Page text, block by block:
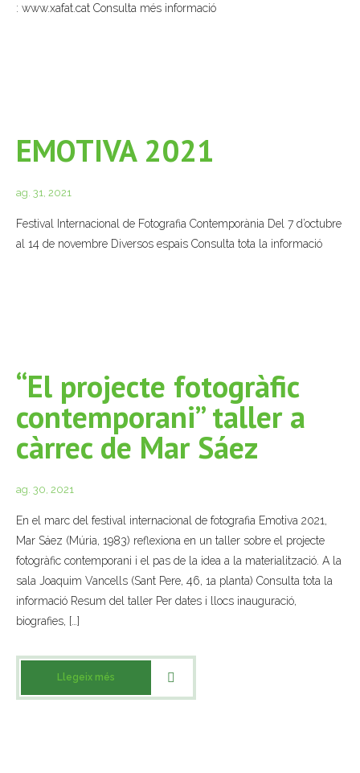
: www.xafat.cat Consulta més informació
EMOTIVA 2021
ag. 31, 2021
Festival Internacional de Fotografia Contemporània Del 7 d’octubre
al 14 de novembre Diversos espais Consulta tota la informació
“El projecte fotogràfic
contemporani” taller a
càrrec de Mar Sáez
ag. 30, 2021
En el marc del festival internacional de fotografia Emotiva 2021,
Mar Sáez (Múria, 1983) reflexiona en un taller sobre el projecte
fotogràfic contemporani i el pas de la idea a la materialització. A la
sala Joaquim Vancells (Sant Pere, 46, 1a planta) Consulta tota la
informació Resum del taller Per dates i llocs inauguració,
biografies, […]
Llegeix més